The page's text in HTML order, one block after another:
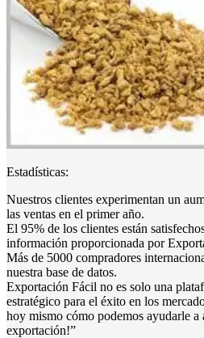
Estadísticas:
Nuestros clientes experimentan un
las ventas en el primer año.
El 95% de los clientes están
información proporcionada por
Más de 5000 compradores
nuestra base de datos.
Exportación Fácil no es solo una
estratégico para el éxito en los
hoy mismo cómo podemos ayudarle a
exportación!”